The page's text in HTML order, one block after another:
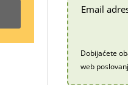
Email
Dobijaćete
web